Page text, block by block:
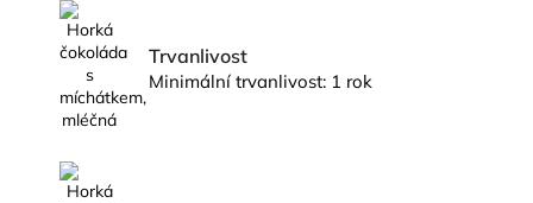
Trvanlivost
Minimální trvanlivost: 1 rok